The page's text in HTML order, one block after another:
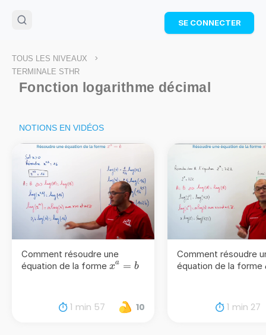
🌴Cahier de vacances offert
: révise les maths cet
Télécharge ton PDF gratuit et progresse avec des
SE CONNECTER
TOUS LES NIVEAUX >
TERMINALE STHR
Fonction logarithme décimal
NOTIONS EN VIDÉOS
Comment résoudre une
équation de la forme x^{a}
xa = b
1 min 57 10
Comment résoudre
équation de la forme
1 min 27